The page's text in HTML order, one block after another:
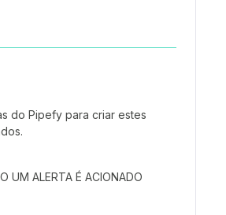
do Pipefy para criar estes
ALERTA É ACIONADO